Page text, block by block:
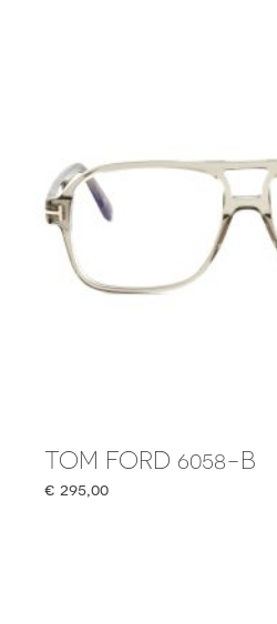
TOM FORD 6058-B
€ 295,00